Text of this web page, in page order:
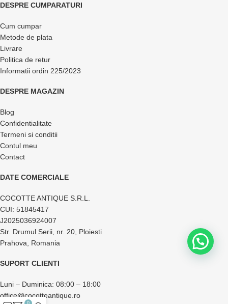
DESPRE CUMPARATURI
Cum cumpar
Metode de plata
Livrare
Politica de retur
Informatii ordin 225/2023
DESPRE MAGAZIN
Blog
Confidentialitate
Termeni si conditii
Contul meu
Contact
DATE COMERCIALE
COCOTTE ANTIQUE S.R.L.
CUI: 51845417
J2025036924007
Str. Drumul Serii, nr. 20, Ploiesti
Prahova, Romania
SUPORT CLIENTI
Luni – Duminica: 08:00 – 18:00
office@cocotteantique.ro
0